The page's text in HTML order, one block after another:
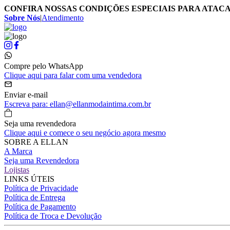
CONFIRA NOSSAS CONDIÇÕES ESPECIAIS PARA
Sobre Nós|Atendimento
Compre pelo WhatsApp
Clique aqui para falar com uma vendedora
Enviar e-mail
Escreva para: ellan@ellanmodaintima.com.br
Seja uma revendedora
Clique aqui e comece o seu negócio agora mesmo
SOBRE A ELLAN
A Marca
Seja uma Revendedora
Lojistas
LINKS ÚTEIS
Política de Privacidade
Política de Entrega
Política de Pagamento
Política de Troca e Devolução